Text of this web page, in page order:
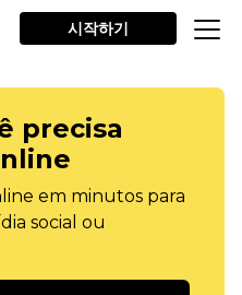
시작하기
precisa
em minutos para
social ou